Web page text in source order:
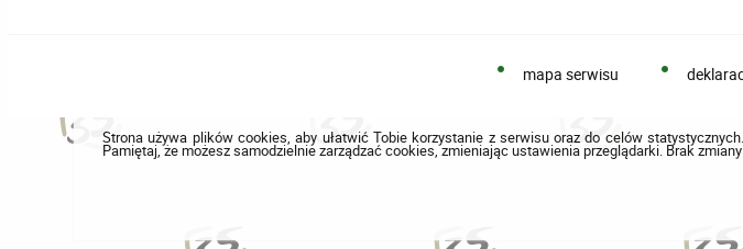
mapa serwisu
Strona używa plików cookies, aby ułatwić Tobie korzystanie z serwisu oraz do celów
Pamiętaj, że możesz samodzielnie zarządzać cookies, zmieniając ustawienia przeglądarki. Brak